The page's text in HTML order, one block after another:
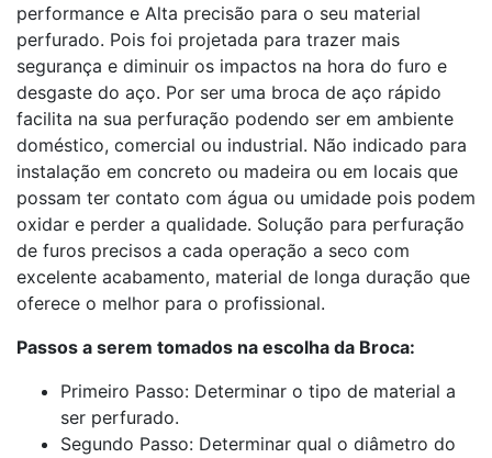
performance e Alta precisão para o seu material
perfurado. Pois foi projetada para trazer mais
segurança e diminuir os impactos na hora do furo e
desgaste do aço. Por ser uma broca de aço rápido
facilita na sua perfuração podendo ser em ambiente
doméstico, comercial ou industrial. Não indicado para
instalação em concreto ou madeira ou em locais que
possam ter contato com água ou umidade pois podem
oxidar e perder a qualidade. Solução para perfuração
de furos precisos a cada operação a seco com
excelente acabamento, material de longa duração que
oferece o melhor para o profissional.
Passos a serem tomados na escolha da Broca:
Primeiro Passo: Determinar o tipo de material a
ser perfurado.
Segundo Passo: Determinar qual o diâmetro do